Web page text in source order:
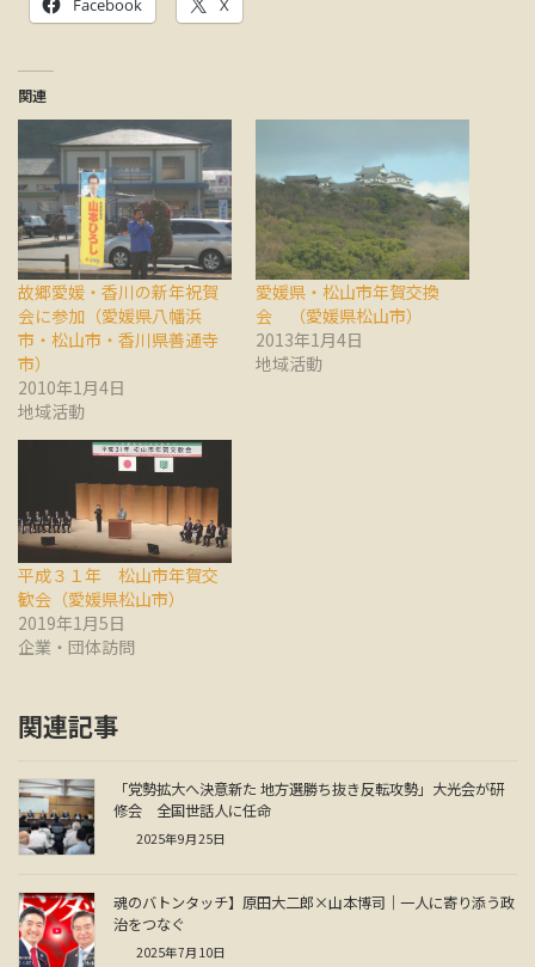
Facebook X
関連
故郷愛媛・香川の新年祝賀
会に参加（愛媛県八幡浜
市・松山市・香川県善通寺
市）
2010年1月4日
地域活動
愛媛県・松山市年賀交換
会 （愛媛県松山市）
2013年1月4日
地域活動
平成３１年 松山市年賀交
歓会（愛媛県松山市）
2019年1月5日
企業・団体訪問
関連記事
「党勢拡大へ決意新た 地方選勝ち抜き反転攻勢」大光会が研
修会 全国世話人に任命
2025年9月25日
魂のバトンタッチ】原田大二郎×山本博司｜一人に寄り添う政
治をつなぐ
2025年7月10日